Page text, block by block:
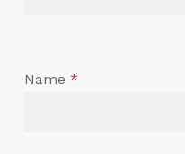
Name *